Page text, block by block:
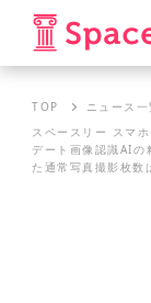
TOP
ニュース一
スペースリー スマ
デート画像認識AI
た通常写真撮影枚